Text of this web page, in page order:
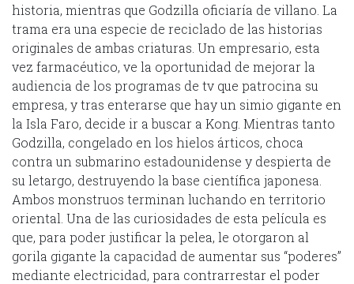
historia, mientras que Godzilla oficiaría de villano. La
trama era una especie de reciclado de las historias
originales de ambas criaturas. Un empresario, esta
vez farmacéutico, ve la oportunidad de mejorar la
audiencia de los programas de tv que patrocina su
empresa, y tras enterarse que hay un simio gigante en
la Isla Faro, decide ir a buscar a Kong. Mientras tanto
Godzilla, congelado en los hielos árticos, choca
contra un submarino estadounidense y despierta de
su letargo, destruyendo la base científica japonesa.
Ambos monstruos terminan luchando en territorio
oriental. Una de las curiosidades de esta película es
que, para poder justificar la pelea, le otorgaron al
gorila gigante la capacidad de aumentar sus “poderes”
mediante electricidad, para contrarrestar el poder